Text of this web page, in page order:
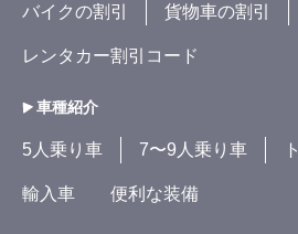
バイクの割引 貨物車の割引
レンタカー割引コード
車種紹介
5人乗り車 7〜9人乗り車
輸入車 便利な装備